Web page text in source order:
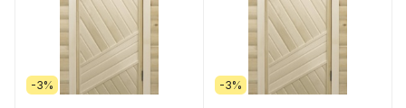
-3% -3%